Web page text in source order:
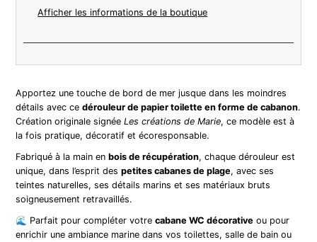
Afficher les informations de la boutique
Apportez une touche de bord de mer jusque dans les moindres
détails avec cedérouleur de papier toilette en forme de cabanon.
Création originale signéeLes créations de Marie, ce modèle est à
la fois pratique, décoratif et écoresponsable.
Fabriqué à la main enbois de récupération, chaque dérouleur est
unique, dans l’esprit despetites cabanes de plage, avec ses
teintes naturelles, ses détails marins et ses matériaux bruts
soigneusement retravaillés.
🌊 Parfait pour compléter votrecabane WC décorative ou pour
enrichir une ambiance marine dans vos toilettes, salle de bain ou